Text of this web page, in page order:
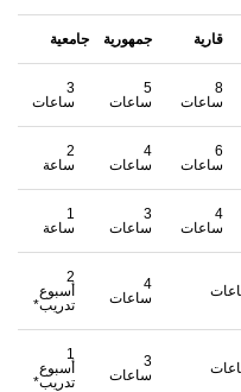
قارية جمهورية جامعية
8
ساعات
5
ساعات
3
ساعات
6
ساعات
4
ساعات
2
ساعة
4
ساعات
3
ساعات
1
ساعة
4
ساعات
2
أسبوع
تدريب*
3
ساعات
1
أسبوع
تدريب*